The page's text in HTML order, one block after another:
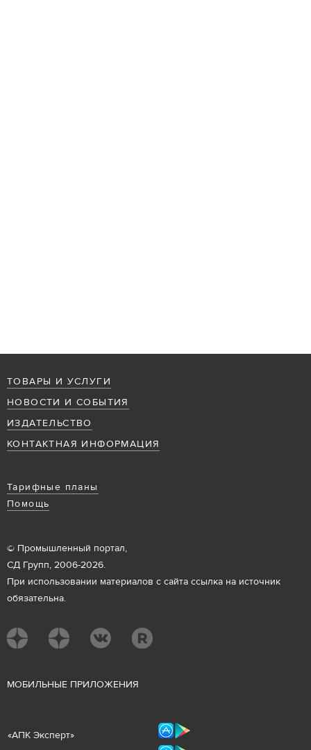
ТОВАРЫ И УСЛУГИ
НОВОСТИ И СОБЫТИЯ
ИЗДАТЕЛЬСТВО
КОНТАКТНАЯ ИНФОРМАЦИЯ
Тарифные планы
Помощь
© Промышленный портал,
СД Групп, 2006-2026.
При использовании материалов с сайта ссылка на источник
обязательна.
МОБИЛЬНЫЕ ПРИЛОЖЕНИЯ
«АПК Эксперт»